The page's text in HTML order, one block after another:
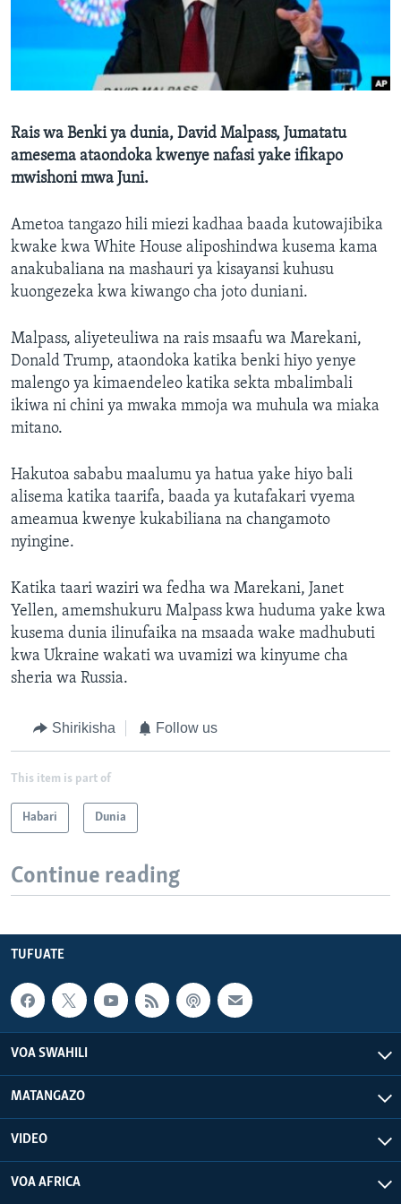
Rais wa Benki ya dunia, David Malpass, Jumatatu
amesema ataondoka kwenye nafasi yake ifikapo
mwishoni mwa Juni.
Ametoa tangazo hili miezi kadhaa baada kutowajibika
kwake kwa White House aliposhindwa kusema kama
anakubaliana na mashauri ya kisayansi kuhusu
kuongezeka kwa kiwango cha joto duniani.
Malpass, aliyeteuliwa na rais msaafu wa Marekani,
Donald Trump, ataondoka katika benki hiyo yenye
malengo ya kimaendeleo katika sekta mbalimbali
ikiwa ni chini ya mwaka mmoja wa muhula wa miaka
mitano.
Hakutoa sababu maalumu ya hatua yake hiyo bali
alisema katika taarifa, baada ya kutafakari vyema
ameamua kwenye kukabiliana na changamoto
nyingine.
Katika taari waziri wa fedha wa Marekani, Janet
Yellen, amemshukuru Malpass kwa huduma yake kwa
kusema dunia ilinufaika na msaada wake madhubuti
kwa Ukraine wakati wa uvamizi wa kinyume cha
sheria wa Russia.
Shirikisha Follow us
This item is part of
Habari Dunia
Continue reading
TUFUATE
VOA SWAHILI
MATANGAZO
VIDEO
VOA AFRICA